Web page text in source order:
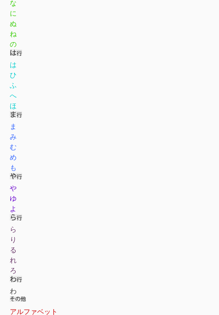
な
に
ぬ
ね
の
は
ひ
ふ
へ
ほ
ま
み
む
め
も
や
ゆ
よ
ら
り
る
れ
ろ
わ
アルファベット